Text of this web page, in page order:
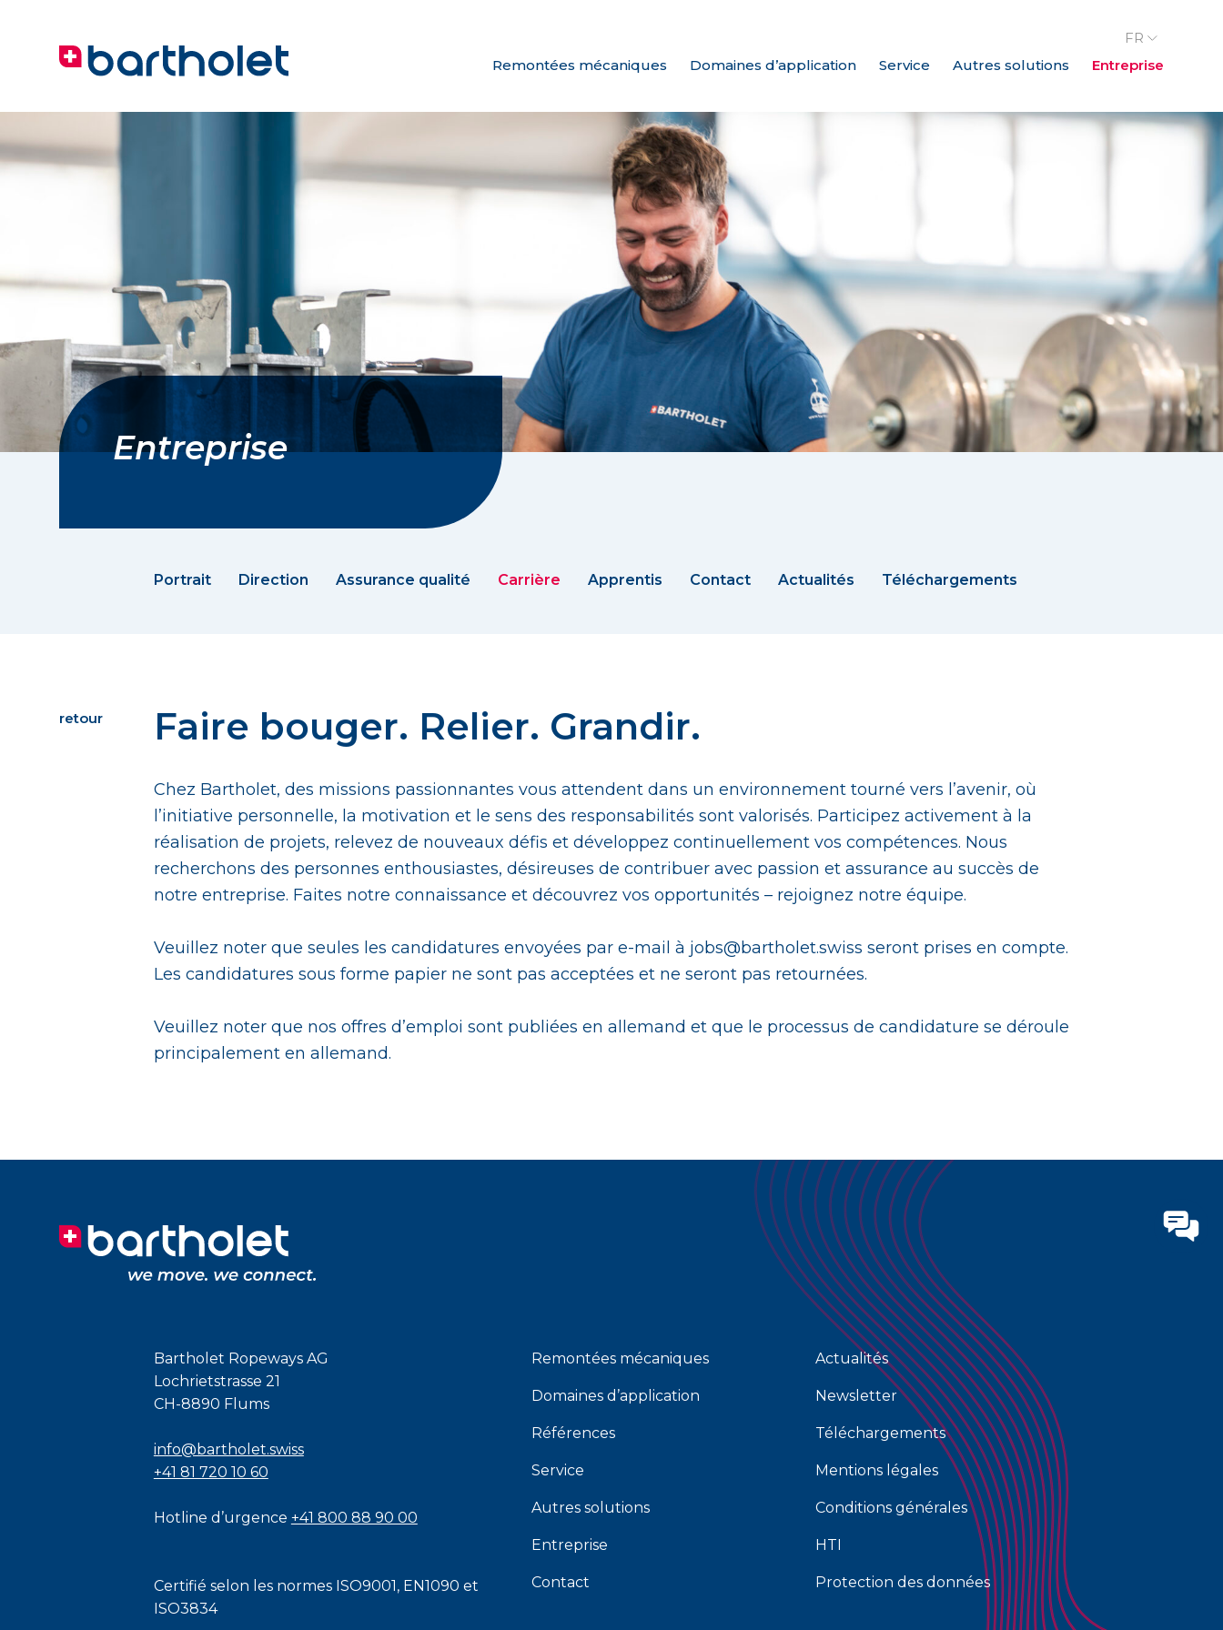
Remontées mécaniques Domaines d’application Service Autres solutions Entreprise
FR
Entreprise
Portrait Direction Assurance qualité Carrière Apprentis Contact Actualités Téléchargements
Faire bouger. Relier. Grandir.
Chez Bartholet, des missions passionnantes vous attendent dans un environnement tourné vers l’avenir, où
l’initiative personnelle, la motivation et le sens des responsabilités sont valorisés. Participez activement à la
réalisation de projets, relevez de nouveaux défis et développez continuellement vos compétences. Nous
recherchons des personnes enthousiastes, désireuses de contribuer avec passion et assurance au succès de
notre entreprise. Faites notre connaissance et découvrez vos opportunités – rejoignez notre équipe.
Veuillez noter que seules les candidatures envoyées par e-mail à jobs@bartholet.swiss seront prises en compte.
Les candidatures sous forme papier ne sont pas acceptées et ne seront pas retournées.
Veuillez noter que nos offres d’emploi sont publiées en allemand et que le processus de candidature se déroule
principalement en allemand.
retour
Bartholet Ropeways AG
Lochrietstrasse 21
CH-8890 Flums
info@bartholet.swiss
+41 81 720 10 60
Hotline d’urgence +41 800 88 90 00
Certifié selon les normes ISO9001, EN1090 et
ISO3834
Remontées mécaniques
Domaines d’application
Références
Service
Autres solutions
Entreprise
Contact
Actualités
Newsletter
Téléchargements
Mentions légales
Conditions générales
HTI
Protection des données